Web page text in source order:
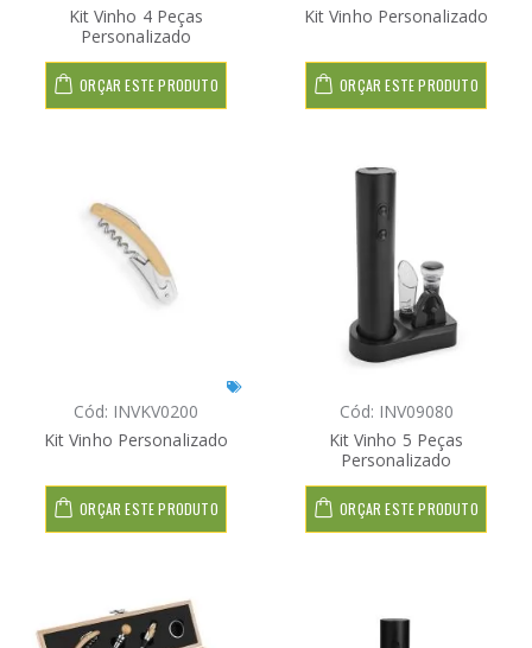
Kit Vinho 4 Peças
Personalizado
ORÇAR ESTE PRODUTO
Kit Vinho Personalizado
ORÇAR ESTE PRODUTO
Cód: INVKV0200
Kit Vinho Personalizado
ORÇAR ESTE PRODUTO
Cód: INV09080
Kit Vinho 5 Peças
Personalizado
ORÇAR ESTE PRODUTO